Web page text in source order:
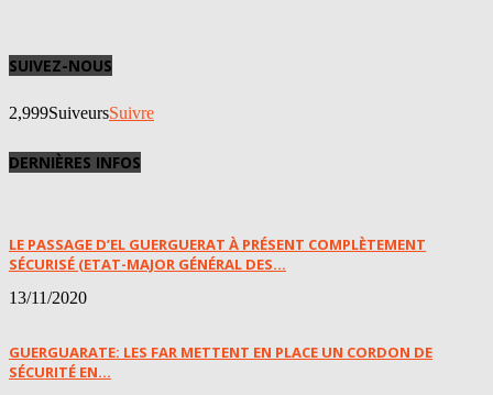
SUIVEZ-NOUS
2,999SuiveursSuivre
DERNIÈRES INFOS
LE PASSAGE D’EL GUERGUERAT À PRÉSENT COMPLÈTEMENT
SÉCURISÉ (ETAT-MAJOR GÉNÉRAL DES...
13/11/2020
GUERGUARATE: LES FAR METTENT EN PLACE UN CORDON DE
SÉCURITÉ EN...